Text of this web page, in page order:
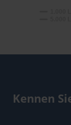
Kennen